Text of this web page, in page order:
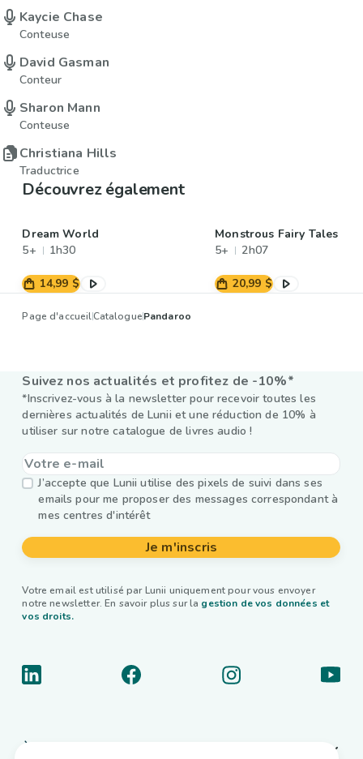
Kaycie Chase
Conteuse
David Gasman
Conteur
Sharon Mann
Conteuse
Christiana Hills
Traductrice
Découvrez également
Dream World
5+
1h30
14,99 $
Monstrous Fairy Tales
5+
2h07
20,99 $
Page d'accueilCataloguePandaroo
Suivez nos actualités et profitez de -10%*
*Inscrivez-vous à la newsletter pour recevoir toutes les
dernières actualités de Lunii et une réduction de 10% à
utiliser sur notre catalogue de livres audio !
J’accepte que Lunii utilise des pixels de suivi dans ses
emails pour me proposer des messages correspondant à
mes centres d'intérêt
Je m'inscris
Votre email est utilisé par Lunii uniquement pour vous envoyer
notre newsletter. En savoir plus sur la gestion de vos données et
vos droits.